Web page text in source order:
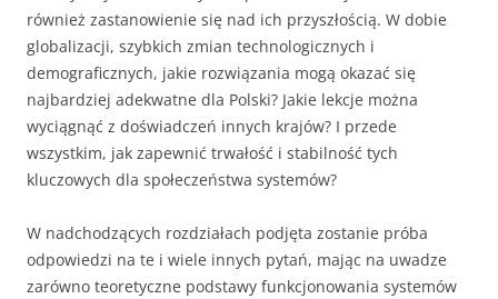
również zastanowienie się nad ich przyszłością. W dobie
globalizacji, szybkich zmian technologicznych i
demograficznych, jakie rozwiązania mogą okazać się
najbardziej adekwatne dla Polski? Jakie lekcje można
wyciągnąć z doświadczeń innych krajów? I przede
wszystkim, jak zapewnić trwałość i stabilność tych
kluczowych dla społeczeństwa systemów?
W nadchodzących rozdziałach podjęta zostanie próba
odpowiedzi na te i wiele innych pytań, mając na uwadze
zarówno teoretyczne podstawy funkcjonowania systemów